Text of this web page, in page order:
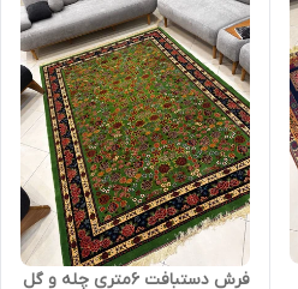
فرش دستبافت 6متری چله و گل